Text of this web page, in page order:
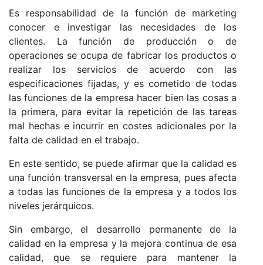
Es responsabilidad de la función de marketing
conocer e investigar las necesidades de los
clientes. La función de producción o de
operaciones se ocupa de fabricar los productos o
realizar los servicios de acuerdo con las
especificaciones fijadas, y es cometido de todas
las funciones de la empresa hacer bien las cosas a
la primera, para evitar la repetición de las tareas
mal hechas e incurrir en costes adicionales por la
falta de calidad en el trabajo.
En este sentido, se puede afirmar que la calidad es
una función transversal en la empresa, pues afecta
a todas las funciones de la empresa y a todos los
niveles jerárquicos.
Sin embargo, el desarrollo permanente de la
calidad en la empresa y la mejora conti­nua de esa
calidad, que se requiere para mantener la